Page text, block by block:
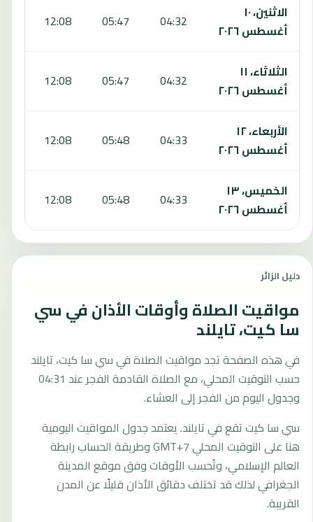
الاثنين، ١٠
أغسطس ٢٠٢٦
04:32
05:47
12:08
الثلاثاء، ١١
أغسطس ٢٠٢٦
04:32
05:47
12:08
الأربعاء، ١٢
أغسطس ٢٠٢٦
04:33
05:48
12:08
الخميس، ١٣
أغسطس ٢٠٢٦
04:33
05:48
12:08
دليل الزائر
مواقيت الصلاة وأوقات الأذان في سي
سا كيت، تايلند
في هذه الصفحة تجد مواقيت الصلاة في سي سا كيت، تايلند
حسب التوقيت المحلي، مع الصلاة القادمة الفجر عند 04:31
وجدول اليوم من الفجر إلى العشاء.
سي سا كيت تقع في تايلند. يعتمد جدول المواقيت اليومية
هنا على التوقيت المحلي GMT+7 وطريقة الحساب رابطة
العالم الإسلامي، وتُحسب الأوقات وفق موقع المدينة
الجغرافي لذلك قد تختلف دقائق الأذان قليلًا عن المدن
القريبة.